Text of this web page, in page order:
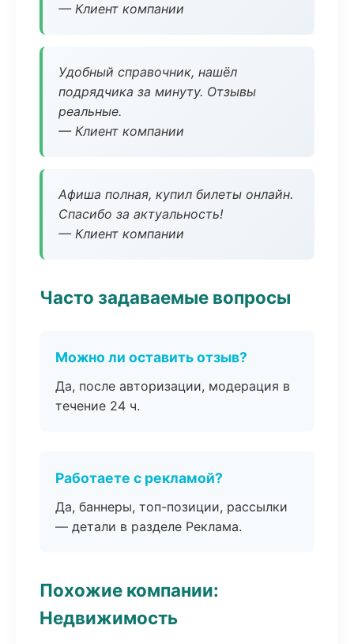
— Клиент компании
Удобный справочник, нашёл
подрядчика за минуту. Отзывы
реальные.
— Клиент компании
Афиша полная, купил билеты онлайн.
Спасибо за актуальность!
— Клиент компании
Часто задаваемые вопросы
Можно ли оставить отзыв?
Да, после авторизации, модерация в
течение 24 ч.
Работаете с рекламой?
Да, баннеры, топ-позиции, рассылки
— детали в разделе Реклама.
Похожие компании:
Недвижимость